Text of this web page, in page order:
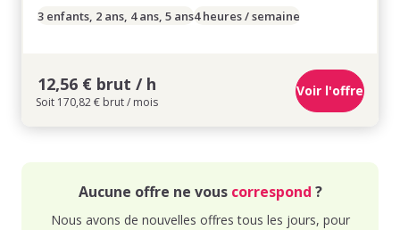
3 enfants, 2 ans, 4 ans, 5 ans4 heures / semaine
12,56 € brut / h
Soit 170,82 € brut / mois
Voir l'offre
Aucune offre ne vous correspond ?
Nous avons de nouvelles offres tous les jours, pour